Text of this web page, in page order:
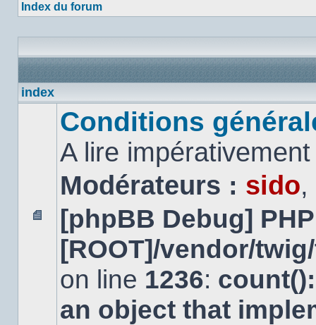
Index du forum
index
Aucun
message
non
Conditions
A lire
Modérateurs : sido,
[phpBB Debug]
[ROOT]/vendor/
on line 1236:
an object that